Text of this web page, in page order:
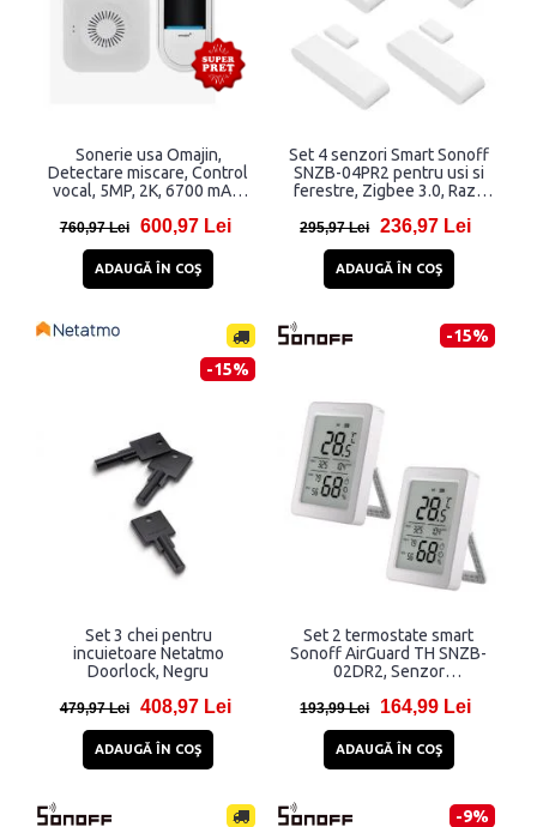
Sonerie usa Omajin,
Detectare miscare, Control
vocal, 5MP, 2K, 6700 mAh,
760,97 Lei 600,97 Lei
ADAUGĂ ÎN COŞ
Set 4 senzori Smart Sonoff
SNZB-04PR2 pentru usi si
ferestre, Zigbee 3.0, Raza
295,97 Lei 236,97 Lei
ADAUGĂ ÎN COŞ
-15%
Set 3 chei pentru
incuietoare Netatmo
Doorlock, Negru
479,97 Lei 408,97 Lei
ADAUGĂ ÎN COŞ
-15%
Set 2 termostate smart
Sonoff AirGuard TH SNZB-
02DR2, Senzor
Compatibil ZigBee,
193,99 Lei 164,99 Lei
ADAUGĂ ÎN COŞ
-9%